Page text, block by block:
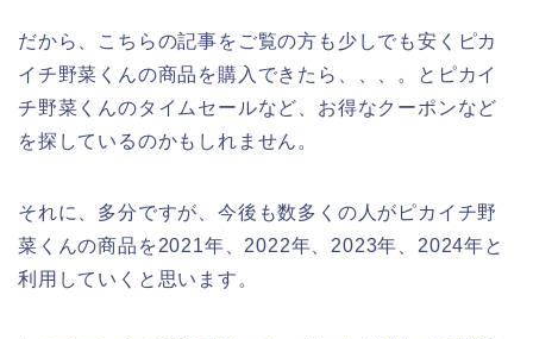
だから、こちらの記事をご覧の方も少しでも安くピカ
イチ野菜くんの商品を購入できたら、、、。とピカイ
チ野菜くんのタイムセールなど、お得なクーポンなど
を探しているのかもしれません。
それに、多分ですが、今後も数多くの人がピカイチ野
菜くんの商品を2021年、2022年、2023年、2024年と
利用していくと思います。